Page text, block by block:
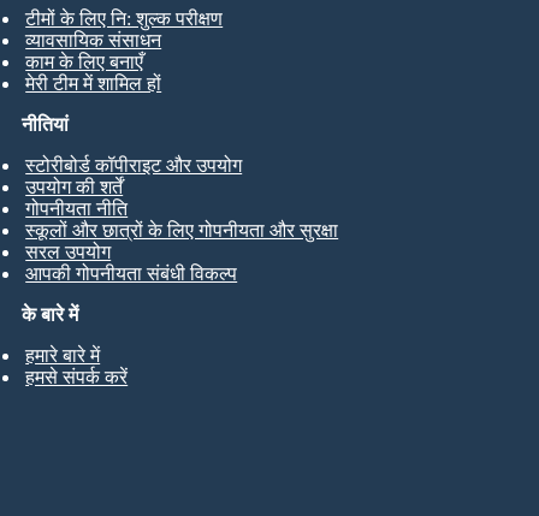
टीमों के लिए नि: शुल्क परीक्षण
व्यावसायिक संसाधन
काम के लिए बनाएँ
मेरी टीम में शामिल हों
के बारे में
हमारे बारे में
हमसे संपर्क करें
नीतियां
स्टोरीबोर्ड कॉपीराइट और उपयोग
उपयोग की शर्तें
गोपनीयता नीति
स्कूलों और छात्रों के लिए गोपनीयता और सुरक्षा
सरल उपयोग
आपकी गोपनीयता संबंधी विकल्प